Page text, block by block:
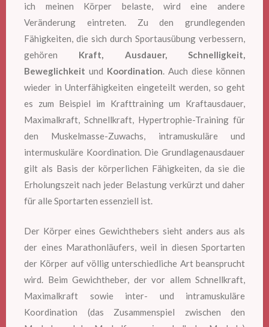
ich meinen Körper belaste, wird eine andere
Veränderung eintreten. Zu den grundlegenden
Fähigkeiten, die sich durch Sportausübung verbessern,
gehören Kraft, Ausdauer, Schnelligkeit,
Beweglichkeit und Koordination. Auch diese können
wieder in Unterfähigkeiten eingeteilt werden, so geht
es zum Beispiel im Krafttraining um Kraftausdauer,
Maximalkraft, Schnellkraft, Hypertrophie-Training für
den Muskelmasse-Zuwachs, intramuskuläre und
intermuskuläre Koordination. Die Grundlagenausdauer
gilt als Basis der körperlichen Fähigkeiten, da sie die
Erholungszeit nach jeder Belastung verkürzt und daher
für alle Sportarten essenziell ist.
Der Körper eines Gewichthebers sieht anders aus als
der eines Marathonläufers, weil in diesen Sportarten
der Körper auf völlig unterschiedliche Art beansprucht
wird. Beim Gewichtheber, der vor allem Schnellkraft,
Maximalkraft sowie inter- und intramuskuläre
Koordination (das Zusammenspiel zwischen den